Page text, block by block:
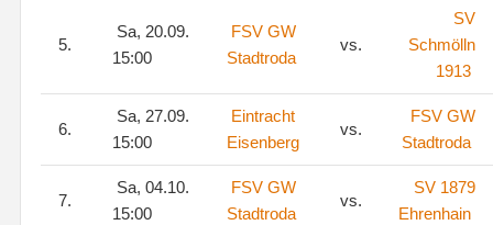
5.
Sa, 20.09.
15:00
FSV GW
Stadtroda
vs.
SV
Schmölln
1913
6.
Sa, 27.09.
15:00
Eintracht
Eisenberg
vs.
FSV GW
Stadtroda
7.
Sa, 04.10.
15:00
FSV GW
Stadtroda
vs.
SV 1879
Ehrenhain